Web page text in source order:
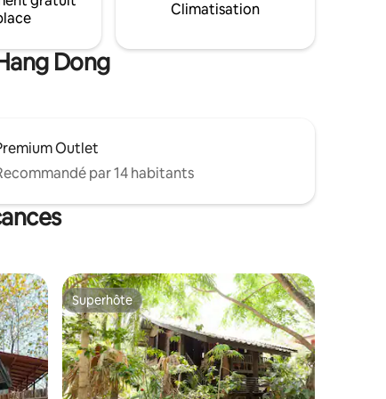
!
Internet et câble. Protection externe par
doivent présenter une pièce d'identité.
Climatisation
Dong
Outlet
par 14 habitants
Superhôte
Superhôte